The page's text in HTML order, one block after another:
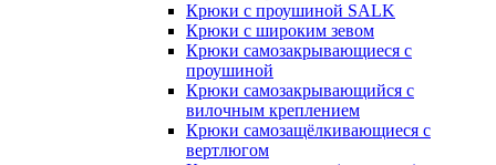
Крюки с проушиной SALK
Крюки с широким зевом
Крюки самозакрывающиеся с
проушиной
Крюки самозакрывающийся с
вилочным креплением
Крюки самозащёлкивающиеся с
вертлюгом